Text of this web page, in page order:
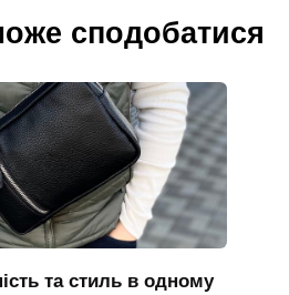
сподобатися
та стиль в одному